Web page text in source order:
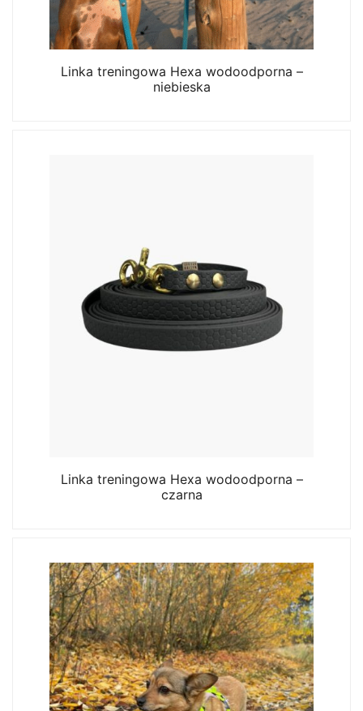
Linka treningowa Hexa wodoodporna –
niebieska
Linka treningowa Hexa wodoodporna –
czarna